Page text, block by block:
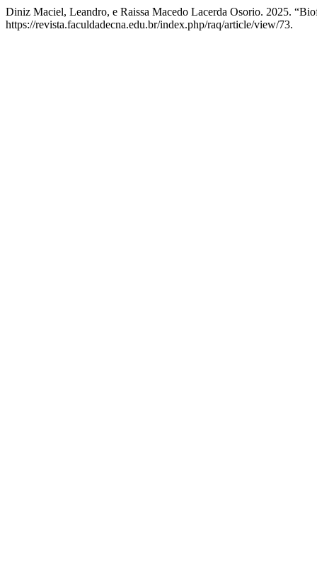
Diniz Maciel, Leandro, e Raissa Macedo Lacerda Osorio. 2025.
https://revista.faculdadecna.edu.br/index.php/raq/article/view/73.